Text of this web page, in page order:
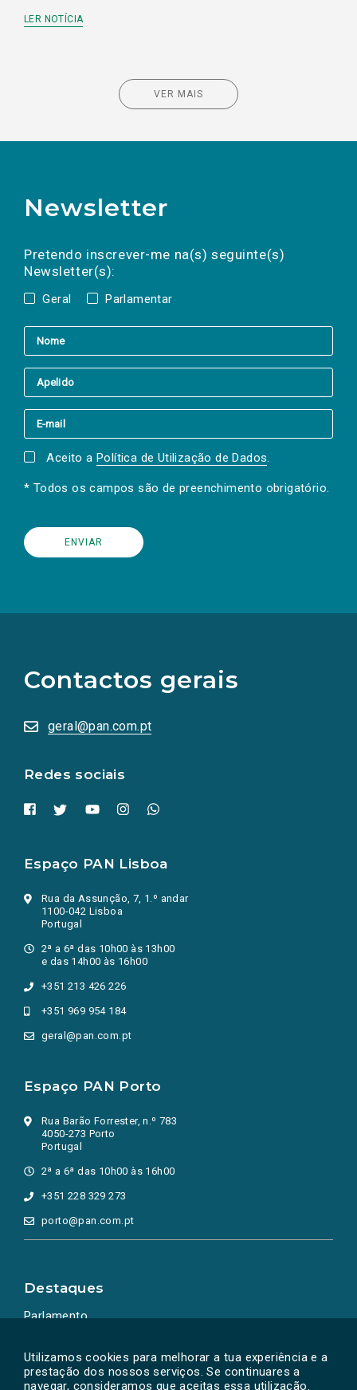
Utilizamos cookies para melhorar a tua experiência e a
prestação dos nossos serviços. Se continuares a
navegar, consideramos que aceitas essa utilização.
LER NOTÍCIA
VER MAIS
Newsletter
Pretendo inscrever-me na(s) seguinte(s)
Newsletter(s):
Geral Parlamentar
a(s) newsletter(s).
mail
Aceito a Política de Utilização de Dados.
* Todos os campos são de preenchimento obrigatório.
Contactos gerais
geral@pan.com.pt
Redes sociais
redes
sociais
numa
nova
Espaço PAN Lisboa
Rua da Assunção, 7, 1.º andar
1100-042 Lisboa
Portugal
2ª a 6ª das 10h00 às 13h00
e das 14h00 às 16h00
+351 213 426 226
+351 969 954 184
geral@pan.com.pt
Espaço PAN Porto
Rua Barão Forrester, n.º 783
4050-273 Porto
Portugal
2ª a 6ª das 10h00 às 16h00
+351 228 329 273
porto@pan.com.pt
Destaques
Parlamento